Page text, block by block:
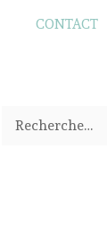
CONTACT
Rechercher :